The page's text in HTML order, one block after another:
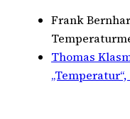
Frank
Thomas